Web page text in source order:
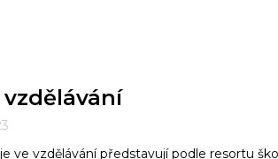
vzdělávání
ve vzdělávání představují podle resortu